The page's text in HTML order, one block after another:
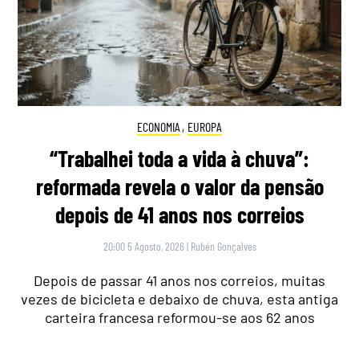
ECONOMIA , EUROPA
“Trabalhei toda a vida à chuva”:
reformada revela o valor da pensão
depois de 41 anos nos correios
20:00 5 Agosto, 2026 | Rubén Gonçalves
Depois de passar 41 anos nos correios, muitas
vezes de bicicleta e debaixo de chuva, esta antiga
carteira francesa reformou-se aos 62 anos